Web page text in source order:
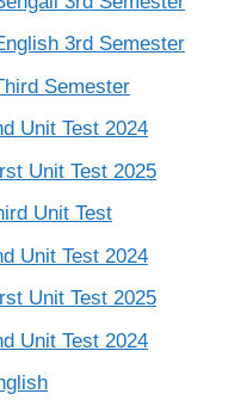
3rd Semester
Semester
Unit Test 2024
Unit Test 2025
Unit Test
Unit Test 2024
Unit Test 2025
Unit Test 2024